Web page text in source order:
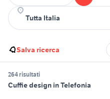
Salva ricerca
264 risultati
Cuffie design in Telefonia